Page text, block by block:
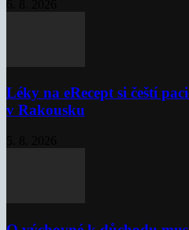
Léky na eRecept si čeští
v Rakousku